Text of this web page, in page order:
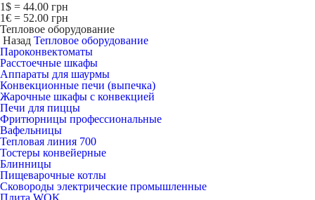
1$ = 44.00 грн
1€ = 52.00 грн
Тепловое оборудование
Назад Тепловое оборудование
Пароконвектоматы
Расcтоечные шкафы
Аппараты для шаурмы
Конвекционные печи (выпечка)
Жарочные шкафы с конвекцией
Печи для пиццы
Фритюрницы профессиональные
Вафельницы
Тепловая линия 700
Тостеры конвейерные
Блинницы
Пищеварочные котлы
Сковороды электрические промышленные
Плита WOK